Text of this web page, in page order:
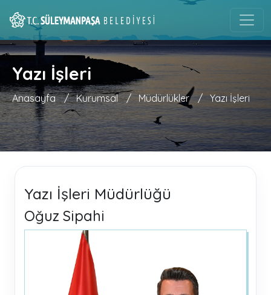
Yazı İşleri
Anasayfa / Kurumsal / Müdürlükler / Yazı İşleri
Yazı İşleri Müdürlüğü
Oğuz Sipahi